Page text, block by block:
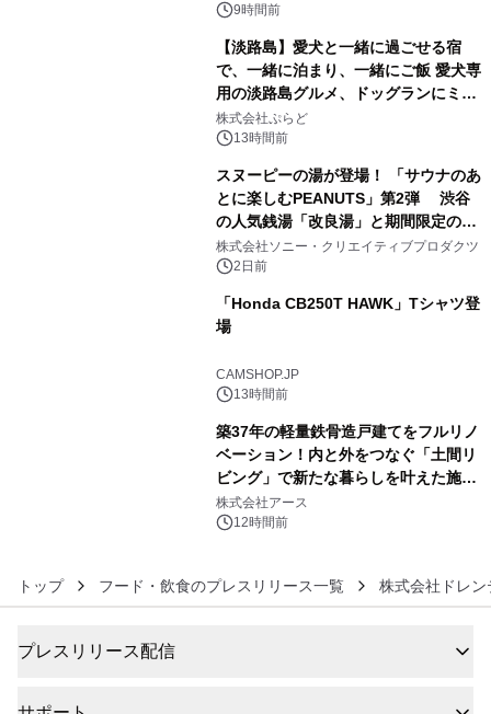
9時間前
【淡路島】愛犬と一緒に過ごせる宿
で、一緒に泊まり、一緒にご飯 愛犬専
用の淡路島グルメ、ドッグランにミニ
プール グランピングとトレーラーハウ
スの2施設で
株式会社ぷらど
13時間前
スヌーピーの湯が登場！ 「サウナのあ
とに楽しむPEANUTS」第2弾 渋谷
の人気銭湯「改良湯」と期間限定のコ
ラボレーション サウナイキタイコラ
ボグッズも発売決定！
株式会社ソニー・クリエイティブプロダクツ
2日前
「Honda CB250T HAWK」Tシャツ登
場
CAMSHOP.JP
13時間前
築37年の軽量鉄骨造戸建てをフルリノ
ベーション！内と外をつなぐ「土間リ
ビング」で新たな暮らしを叶えた施工
事例を株式会社アースが公開
株式会社アース
12時間前
トップ フード・飲食のプレスリリース一覧 株式会社ドレン
プレスリリース配信